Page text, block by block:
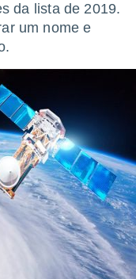
da lista de 2019.
um nome e